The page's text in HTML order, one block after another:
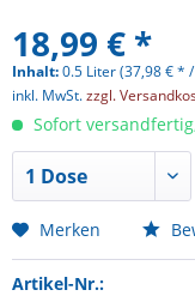
18,99 € *
Inhalt:0.5 Liter (37,98 € *
inkl. MwSt.zzgl.
Sofort
Merken
Artikel-Nr.: